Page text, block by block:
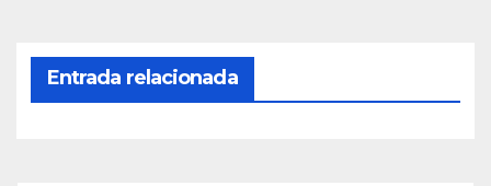
Entrada relacionada